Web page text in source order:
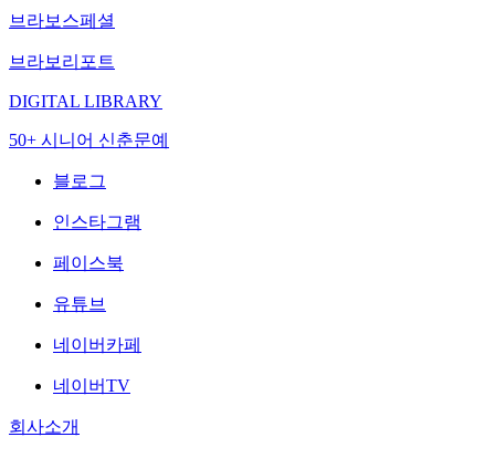
브라보스페셜
브라보리포트
DIGITAL LIBRARY
50+ 시니어 신춘문예
블로그
인스타그램
페이스북
유튜브
네이버카페
네이버TV
회사소개